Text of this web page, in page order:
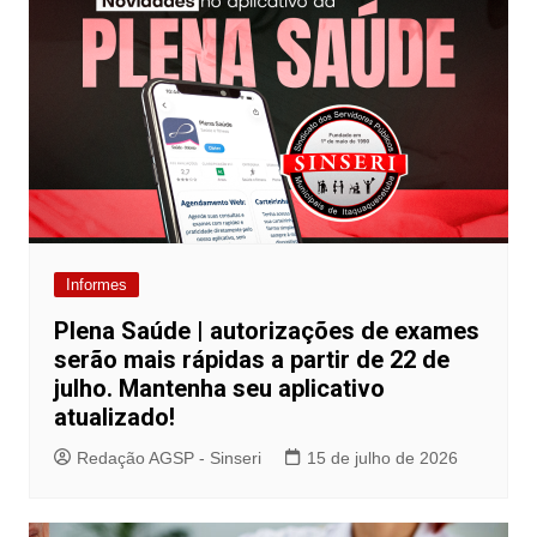
Informes
Plena Saúde | autorizações de exames
serão mais rápidas a partir de 22 de
julho. Mantenha seu aplicativo
atualizado!
Redação AGSP - Sinseri 15 de julho de 2026